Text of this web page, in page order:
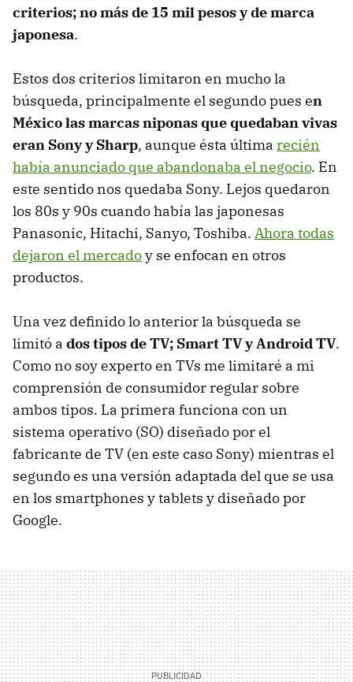
criterios; no más de 15 mil pesos y de marca
japonesa.
Estos dos criterios limitaron en mucho la
búsqueda, principalmente el segundo pues en
México las marcas niponas que quedaban vivas
eran Sony y Sharp, aunque ésta última recién
había anunciado que abandonaba el negocio. En
este sentido nos quedaba Sony. Lejos quedaron
los 80s y 90s cuando había las japonesas
Panasonic, Hitachi, Sanyo, Toshiba. Ahora todas
dejaron el mercadoy se enfocan en otros
productos.
Una vez definido lo anterior la búsqueda se
limitó a dos tipos de TV; Smart TV y Android TV.
Como no soy experto en TVs me limitaré a mi
comprensión de consumidor regular sobre
ambos tipos. La primera funciona con un
sistema operativo (SO) diseñado por el
fabricante de TV (en este caso Sony) mientras el
segundo es una versión adaptada del que se usa
en los smartphones y tablets y diseñado por
Google.